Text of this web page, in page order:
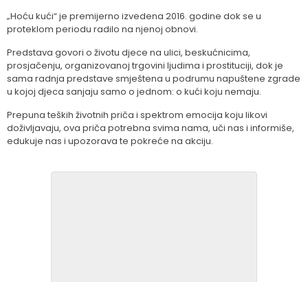
„Hoću kući“ je premijerno izvedena 2016. godine dok se u
proteklom periodu radilo na njenoj obnovi.
Predstava govori o životu djece na ulici, beskućnicima,
prosjačenju, organizovanoj trgovini ljudima i prostituciji, dok je
sama radnja predstave smještena u podrumu napuštene zgrade
u kojoj djeca sanjaju samo o jednom: o kući koju nemaju.
Prepuna teških životnih priča i spektrom emocija koju likovi
doživljavaju, ova priča potrebna svima nama, uči nas i informiše,
edukuje nas i upozorava te pokreće na akciju.